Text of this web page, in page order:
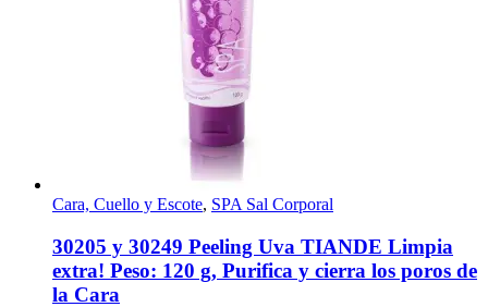
Cara, Cuello y Escote, SPA Sal Corporal
30205 y 30249 Peeling Uva TIANDE Limpia
extra! Peso: 120 g, Purifica y cierra los poros de
la Cara